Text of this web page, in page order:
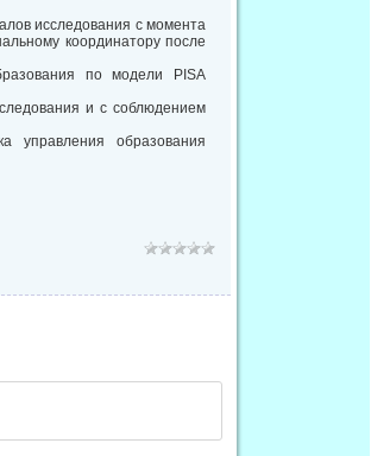
исследования с момента
координатору после
по модели PISA
и с соблюдением
управления образования